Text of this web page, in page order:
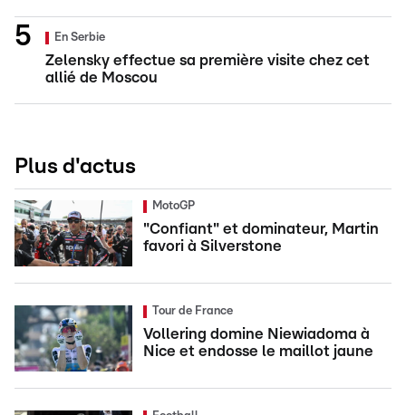
En Serbie
Zelensky effectue sa première visite chez cet
allié de Moscou
Plus d'actus
MotoGP
"Confiant" et dominateur, Martin
favori à Silverstone
Tour de France
Vollering domine Niewiadoma à
Nice et endosse le maillot jaune